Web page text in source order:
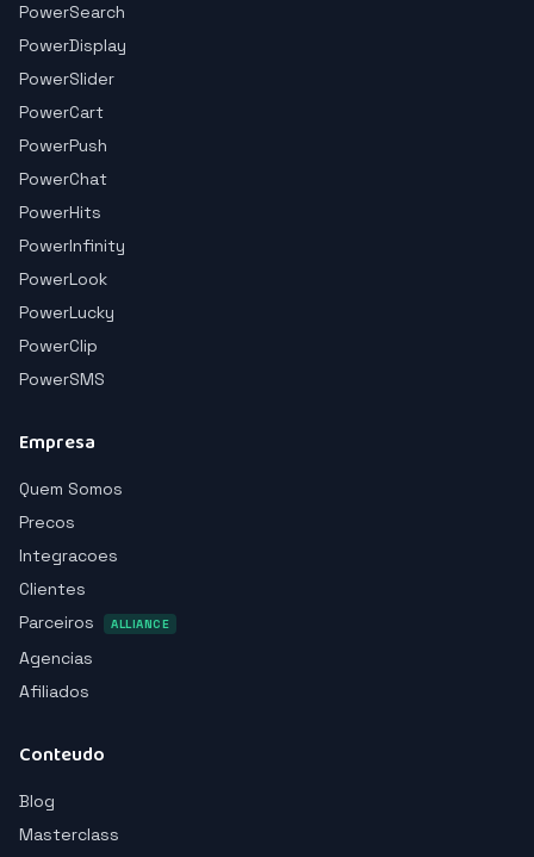
PowerSearch
PowerDisplay
PowerSlider
PowerCart
PowerPush
PowerChat
PowerHits
PowerInfinity
PowerLook
PowerLucky
PowerClip
PowerSMS
Empresa
Quem Somos
Precos
Integracoes
Clientes
Parceiros
ALLIANCE
Agencias
Afiliados
Conteudo
Blog
Masterclass